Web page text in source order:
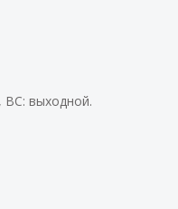
ВС: выходной.